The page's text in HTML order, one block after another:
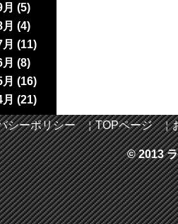
(5)
(4)
(11)
(8)
(16)
(21)
シーポリシー￤TOPページ￤
© 2013